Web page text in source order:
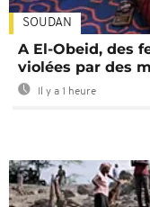
SOUDAN
A El-Obeid, des
violées par des
Il y a 1 heure